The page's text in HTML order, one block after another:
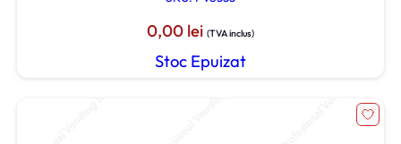
0,00 lei (TVA inclus)
Stoc Epuizat